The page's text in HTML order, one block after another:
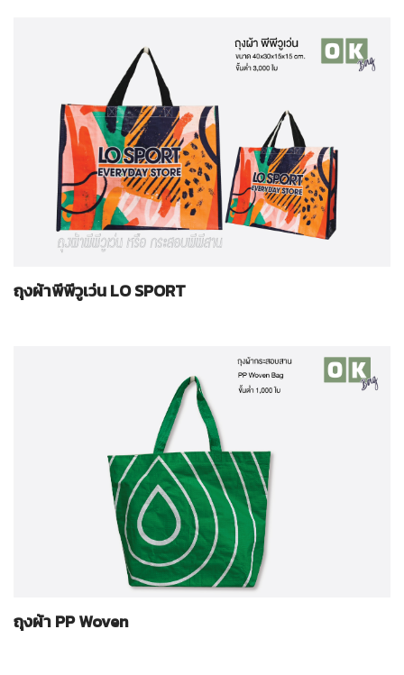
ถุงผ้าพีพีวูเว่น LO SPORT
ถุงผ้า PP Woven